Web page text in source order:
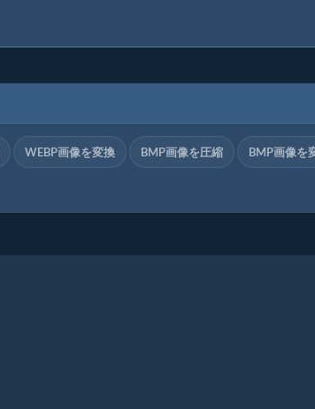
WEBP画像を変換 BMP画像を圧縮 BMP画像を